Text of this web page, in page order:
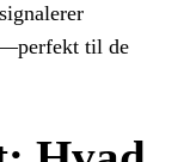
til de